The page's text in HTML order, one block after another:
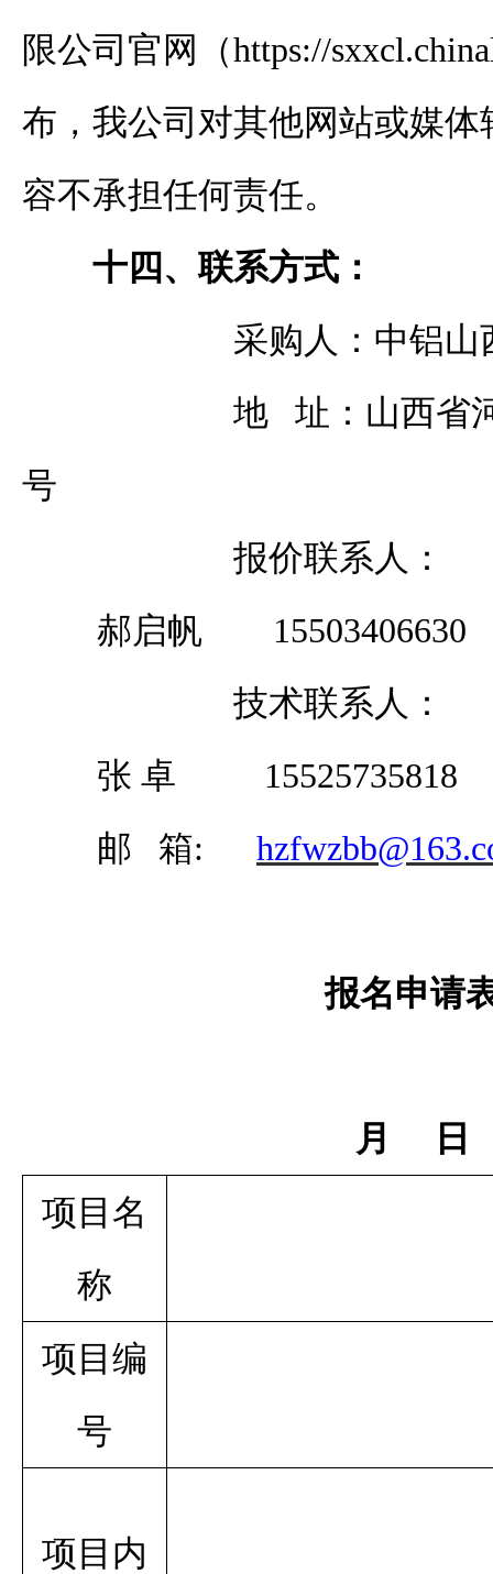
限公司 官网（https://
布，我公司对其他网站或媒体
容不承担任何责任。
十四、联系方式：
采购 人：中铝
地
址：山西省
号
报价联系人：
郝启帆
15503406630
技术联系人：
张 卓
15525735818
邮
箱:
报名申请
月
日
项目 名
称
项目编
号
项目 内